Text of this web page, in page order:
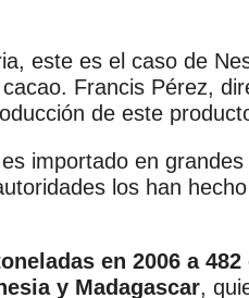
este es el caso de
Francis Pérez,
de este
importado en
los han
en 2006 a 482
y Madagascar,